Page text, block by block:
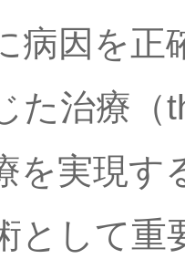
病因を正
た治療（
を実現す
として重